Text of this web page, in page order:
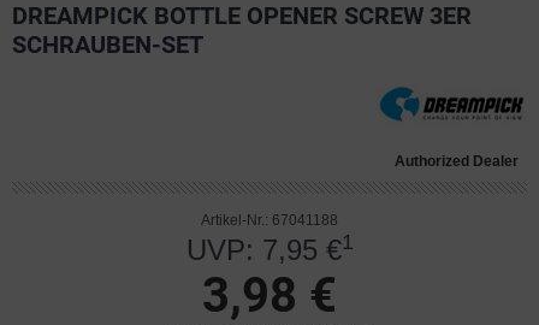
DREAMPICK BOTTLE OPENER SCREW 3ER
SCHRAUBEN-SET
Authorized Dealer
Artikel-Nr.: 67041188
UVP: 7,95 €1
3,98 €